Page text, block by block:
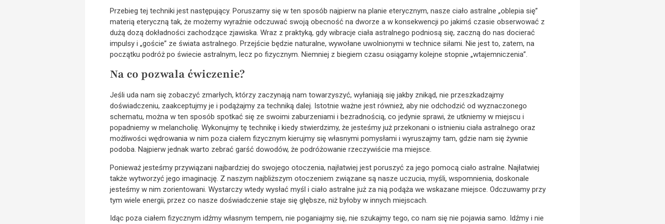
Przebieg tej techniki jest następujący. Poruszamy się w ten sposób najpierw na planie eterycznym, nasze ciało astralne „oblepia się”
materią eteryczną tak, że możemy wyraźnie odczuwać swoją obecność na dworze a w konsekwencji po jakimś czasie obserwować z
dużą dozą dokładności zachodzące zjawiska. Wraz z praktyką, gdy wibracje ciała astralnego podniosą się, zaczną do nas docierać
impulsy i „goście” ze świata astralnego. Przejście będzie naturalne, wywołane uwolnionymi w technice siłami. Nie jest to, zatem, na
początku podróż po świecie astralnym, lecz po fizycznym. Niemniej z biegiem czasu osiągamy kolejne stopnie „wtajemniczenia”.
Na co pozwala ćwiczenie?
Jeśli uda nam się zobaczyć zmarłych, którzy zaczynają nam towarzyszyć, wyłaniają się jakby znikąd, nie przeszkadzajmy
doświadczeniu, zaakceptujmy je i podążajmy za techniką dalej. Istotnie ważne jest również, aby nie odchodzić od wyznaczonego
schematu, można w ten sposób spotkać się ze swoimi zaburzeniami i bezradnością, co jedynie sprawi, że utkniemy w miejscu i
popadniemy w melancholię. Wykonujmy tę technikę i kiedy stwierdzimy, że jesteśmy już przekonani o istnieniu ciała astralnego oraz
możliwości wędrowania w nim poza ciałem fizycznym kierujmy się własnymi pomysłami i wyruszajmy tam, gdzie nam się żywnie
podoba. Najpierw jednak warto zebrać garść dowodów, że podróżowanie rzeczywiście ma miejsce.
Ponieważ jesteśmy przywiązani najbardziej do swojego otoczenia, najłatwiej jest poruszyć za jego pomocą ciało astralne. Najłatwiej
także wytworzyć jego imaginację. Z naszym najbliższym otoczeniem związane są nasze uczucia, myśli, wspomnienia, doskonale
jesteśmy w nim zorientowani. Wystarczy wtedy wysłać myśl i ciało astralne już za nią podąża we wskazane miejsce. Odczuwamy przy
tym wiele energii, przez co nasze doświadczenie staje się głębsze, niż byłoby w innych miejscach.
Idąc poza ciałem fizycznym idźmy własnym tempem, nie poganiajmy się, nie szukajmy tego, co nam się nie pojawia samo. Idźmy i nie